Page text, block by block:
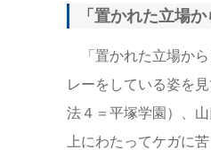
「置かれた立場
「置かれた立場から
レーをしている姿を
法４＝平塚学園）、
上にわたってケガに